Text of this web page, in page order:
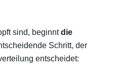
sind, beginntdie
Schritt, der
entscheidet: